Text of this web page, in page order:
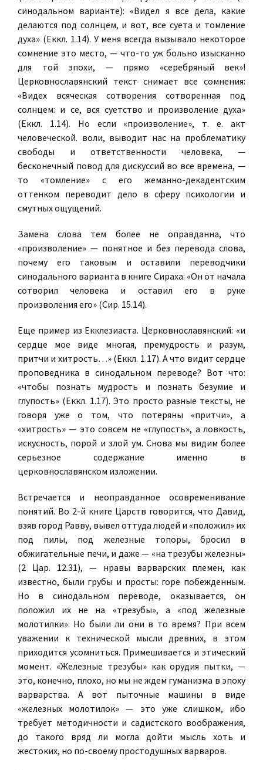
синодальном варианте): «Видел я все дела, какие
делаются под солнцем, и вот, все суета и томление
духа» (Еккл. 1.14). У меня всегда вызывало некоторое
сомнение это место, — что-то уж больно изысканно
для той эпохи, — прямо «серебряный век»!
Церковнославянский текст снимает все сомнения:
«Видех всяческая сотворения сотворенная под
солнцем: и се, вся суетство и произволение духа»
(Еккл. 1.14). Но если «произволение», т. е. акт
человеческой. воли, выводит нас на проблематику
свободы и ответственности человека, —
бесконечный повод для дискуссий во все времена, —
то «томление» с его жеманно-декадентским
оттенком переводит дело в сферу психологии и
смутных ощущений.
Замена слова тем более не оправданна, что
«произволение» — понятное и без перевода слова,
почему его таковым и оставили переводчики
синодального варианта в книге Сираха: «Он от начала
сотворил человека и оставил его в руке
произволения его» (Сир. 15.14).
Еще пример из Екклезиаста. Церковнославянский: «и
сердце мое виде многая, премудрость и разум,
притчи и хитрость…» (Еккл. 1.17). А что видит сердце
проповедника в синодальном переводе? Вот что:
«чтобы познать мудрость и познать безумие и
глупость» (Еккл. 1.17). Это просто разные тексты, не
говоря уже о том, что потеряны «притчи», а
«хитрость» — это совсем не «глупость», а ловкость,
искусность, порой и злой ум. Снова мы видим более
серьезное содержание именно в
церковнославянском изложении.
Встречается и неоправданное осовременивание
понятий. Во 2-й книге Царств говорится, что Давид,
взяв город Равву, вывел оттуда людей и «положил» их
под пилы, под железные топоры, бросил в
обжигательные печи, и даже — «на трезубы железны»
(2 Цар. 12.31), — нравы варварских племен, как
известно, были грубы и просты: горе побежденным.
Но в синодальном переводе, оказывается, он
положил их не на «трезубы», а «под железные
молотилки». Но были ли они в то время? При всем
уважении к технической мысли древних, в этом
приходится усомниться. Примешивается и этический
момент. «Железные трезубы» как орудия пытки, —
это, конечно, плохо, но мы не ждем гуманизма в эпоху
варварства. А вот пыточные машины в виде
«железных молотилок» — это уже слишком, ибо
требует методичности и садистского воображения,
до такого вряд ли могла дойти мысль хоть и
жестоких, но по-своему простодушных варваров.